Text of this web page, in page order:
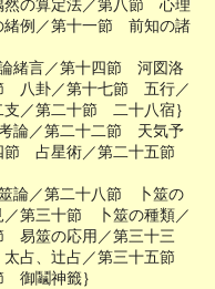
の算定法／第八節 心理
例／第十一節 前知の諸
緒言／第十四節 河図洛
八卦／第十七節 五行／
／第二十節 二十八宿｝
論／第二十二節 天気予
節 占星術／第二十五節
論／第二十八節 卜筮の
第三十節 卜筮の種類／
易筮の応用／第三十三
占、辻占／第三十五節
御鬮神籤｝